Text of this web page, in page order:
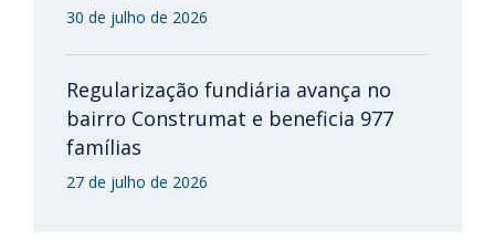
30 de julho de 2026
Regularização fundiária avança no
bairro Construmat e beneficia 977
famílias
27 de julho de 2026